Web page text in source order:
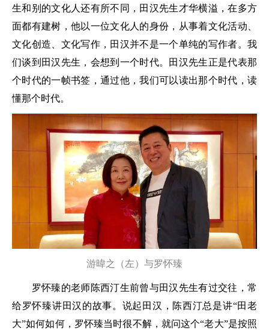
生和别的文化人还有所不同，田汉先生才华横溢，在多方
面都有建树，他以一位文化人的身份，从事着文化活动、
文化创造、文化写作，田汉并不是一个单纯的写作者。我
们谈到田汉先生，会想到一个时代。田汉先生正是代表那
个时代的一帧书签，通过他，我们可以读出那个时代，读
懂那个时代。
游暐之（左）与罗怀臻
罗怀臻的老师陈西汀生前曾与田汉先生有过交往，常
给罗怀臻讲田汉的故事。说起田汉，陈西汀总是讲“田老
大”如何如何，罗怀臻当时很不解，就问这个“老大”是按照